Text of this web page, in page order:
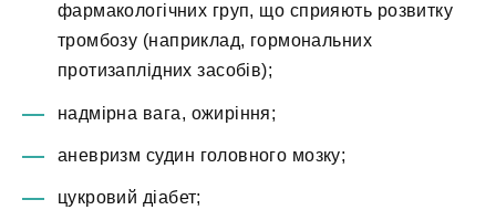
фармакологічних груп, що сприяють розвитку
тромбозу (наприклад, гормональних
протизаплідних засобів);
надмірна вага, ожиріння;
аневризм судин головного мозку;
цукровий діабет;